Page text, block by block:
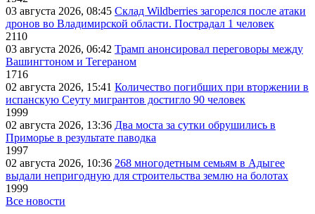
03 августа 2026, 08:45 Склад Wildberries загорелся после атаки
дронов во Владимирской области. Пострадал 1 человек
2110
03 августа 2026, 06:42 Трамп анонсировал переговоры между
Вашингтоном и Тегераном
1716
02 августа 2026, 15:41 Количество погибших при вторжении в
испанскую Сеуту мигрантов достигло 90 человек
1999
02 августа 2026, 13:36 Два моста за сутки обрушились в
Приморье в результате паводка
1997
02 августа 2026, 10:36 268 многодетным семьям в Адыгее
выдали непригодную для строительства землю на болотах
1999
Все новости